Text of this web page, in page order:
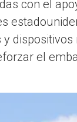
con el
el